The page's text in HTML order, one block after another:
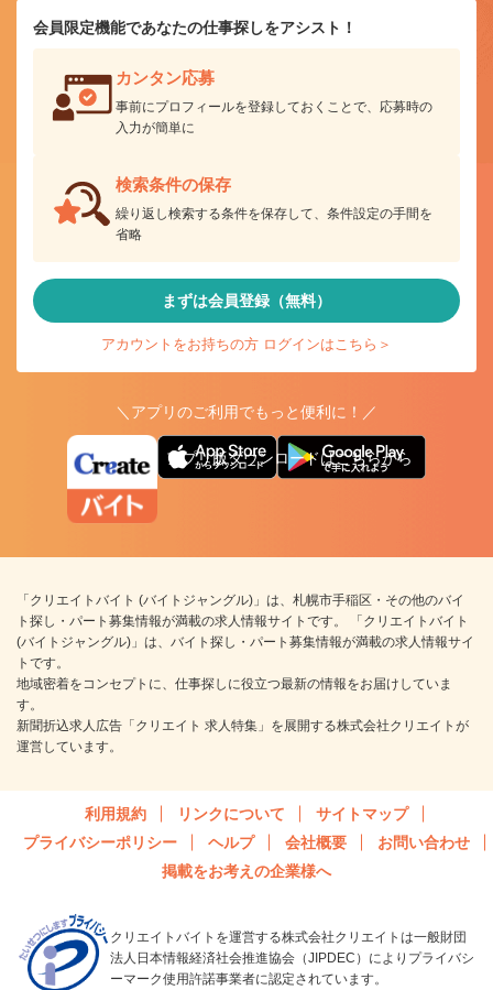
会員限定機能であなたの仕事探しをアシスト！
カンタン応募
事前にプロフィールを登録しておくことで、応募時の
入力が簡単に
検索条件の保存
繰り返し検索する条件を保存して、条件設定の手間を
省略
まずは会員登録（無料）
アカウントをお持ちの方 ログインはこちら＞
＼アプリのご利用でもっと便利に！／
アプリ版ダウンロードはこちらから
「クリエイトバイト (バイトジャングル)」は、札幌市手稲区・その他のバイ
ト探し・パート募集情報が満載の求人情報サイトです。 「クリエイトバイト
(バイトジャングル)」は、バイト探し・パート募集情報が満載の求人情報サイ
トです。
地域密着をコンセプトに、仕事探しに役立つ最新の情報をお届けしていま
す。
新聞折込求人広告「クリエイト 求人特集」を展開する株式会社クリエイトが
運営しています。
利用規約 リンクについて
サイトマップ
プライバシーポリシー
ヘルプ 会社概要
お問い合わせ
掲載をお考えの企業様へ
クリエイトバイトを運営する株式会社クリエイトは一般財団
法人日本情報経済社会推進協会（JIPDEC）によりプライバシ
ーマーク使用許諾事業者に認定されています。